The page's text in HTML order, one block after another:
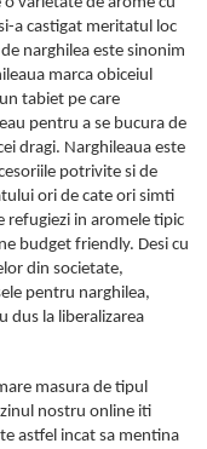
a castigat meritatul loc
narghilea este sinonim
marca obiceiul
tabiet pe care
pentru a se bucura de
dragi. Narghileaua este
potrivite si de
ori de cate ori simti
refugiezi in aromele tipic
budget friendly. Desi cu
din societate,
pentru narghilea,
dus la liberalizarea
masura de tipul
nostru online iti
astfel incat sa mentina